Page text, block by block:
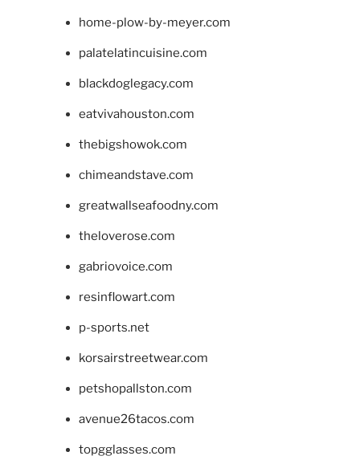
home-plow-by-meyer.com
palatelatincuisine.com
blackdoglegacy.com
eatvivahouston.com
thebigshowok.com
chimeandstave.com
greatwallseafoodny.com
theloverose.com
gabriovoice.com
resinflowart.com
p-sports.net
korsairstreetwear.com
petshopallston.com
avenue26tacos.com
topgglasses.com